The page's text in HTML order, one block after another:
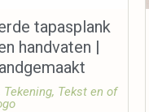
tapasplank
handvaten |
Tekening, Tekst en of